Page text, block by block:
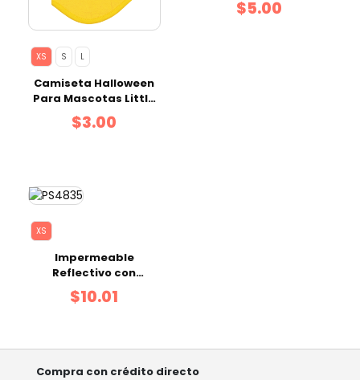
XS S L
Camiseta Halloween
Para Mascotas Little
Devil XS
$3.00
$5.00
XS
Impermeable
Reflectivo con
Capucha Verde XS
$10.01
Compra con crédito directo